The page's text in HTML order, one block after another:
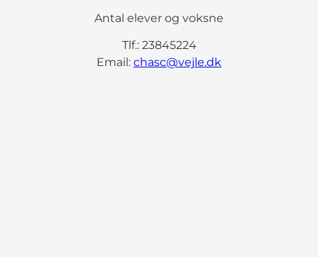
Antal elever og voksne
Tlf.: 23845224
Email: chasc@vejle.dk